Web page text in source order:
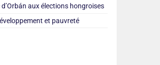
d’Orbán aux élections hongroises
et pauvreté